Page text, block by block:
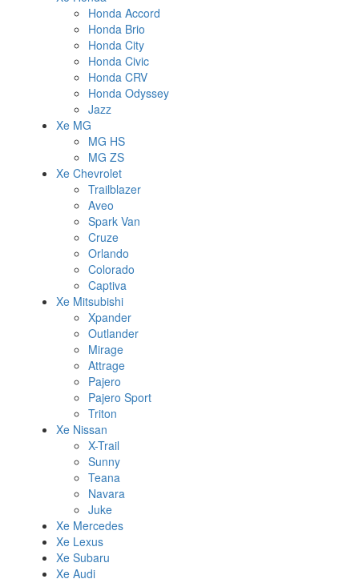
Honda Accord
Honda Brio
Honda City
Honda Civic
Honda CRV
Honda Odyssey
Jazz
Xe MG
MG HS
MG ZS
Xe Chevrolet
Trailblazer
Aveo
Spark Van
Cruze
Orlando
Colorado
Captiva
Xe Mitsubishi
Xpander
Outlander
Mirage
Attrage
Pajero
Pajero Sport
Triton
Xe Nissan
X-Trail
Sunny
Teana
Navara
Juke
Xe Mercedes
Xe Lexus
Xe Subaru
Xe Audi